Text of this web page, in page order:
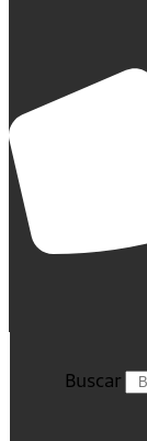
Buscar